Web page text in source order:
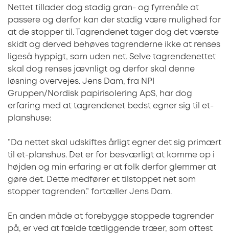
Nettet tillader dog stadig gran- og fyrrenåle at
passere og derfor kan der stadig være mulighed for
at de stopper til. Tagrendenet tager dog det værste
skidt og derved behøves tagrenderne ikke at renses
ligeså hyppigt, som uden net. Selve tagrendenettet
skal dog renses jævnligt og derfor skal denne
løsning overvejes. Jens Dam, fra NPI
Gruppen/Nordisk papirisolering ApS, har dog
erfaring med at tagrendenet bedst egner sig til et-
planshuse:
”Da nettet skal udskiftes årligt egner det sig primært
til et-planshus. Det er for besværligt at komme op i
højden og min erfaring er at folk derfor glemmer at
gøre det. Dette medfører et tilstoppet net som
stopper tagrenden.” fortæller Jens Dam.
En anden måde at forebygge stoppede tagrender
på, er ved at fælde tætliggende træer, som oftest